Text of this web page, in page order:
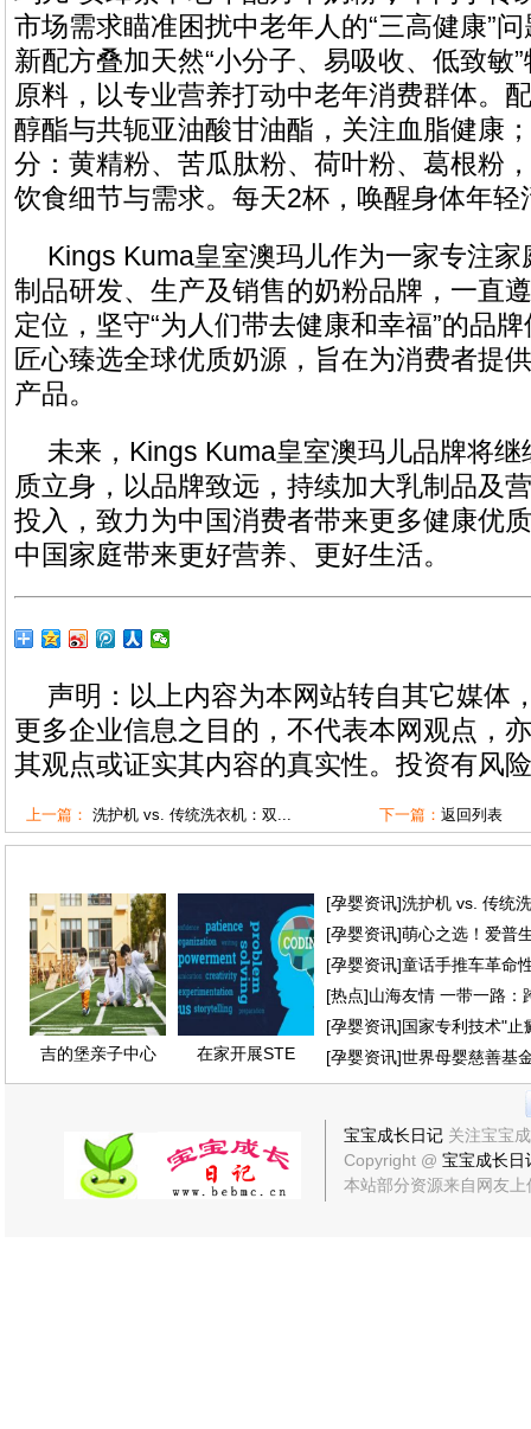
市场需求瞄准困扰中老年人的“三高健康”
新配方叠加天然“小分子、易吸收、低致敏
原料，以专业营养打动中老年消费群体。
醇酯与共轭亚油酸甘油酯，关注血脂健康
分：黄精粉、苦瓜肽粉、荷叶粉、葛根粉
饮食细节与需求。每天2杯，唤醒身体年轻
Kings Kuma皇室澳玛儿作为一家专注
制品研发、生产及销售的奶粉品牌，一直
定位，坚守“为人们带去健康和幸福”的品
匠心臻选全球优质奶源，旨在为消费者提
产品。
未来，Kings Kuma皇室澳玛儿品牌将
质立身，以品牌致远，持续加大乳制品及
投入，致力为中国消费者带来更多健康优
中国家庭带来更好营养、更好生活。
声明：以上内容为本网站转自其它媒体
更多企业信息之目的，不代表本网观点，
其观点或证实其内容的真实性。投资有风
上一篇： 洗护机 vs. 传统洗衣机：双... 下一篇： 返回列表
吉的堡亲子中心 在家开展STE
[孕婴资讯]洗护机 vs. 传统
[孕婴资讯]萌心之选！爱普
[孕婴资讯]童话手推车革命
[热点]山海友情 一带一路：
[孕婴资讯]国家专利技术"
[孕婴资讯]世界母婴慈善基
宝宝成长日记 关注宝宝
Copyright @ 宝宝成长日
本站部分资源来自网友